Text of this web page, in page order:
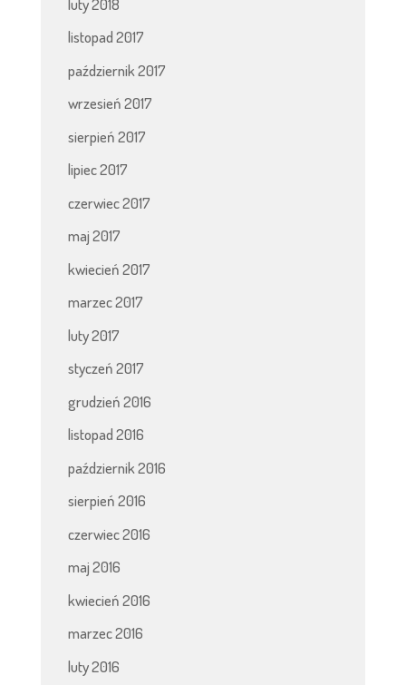
listopad 2017
październik 2017
wrzesień 2017
sierpień 2017
lipiec 2017
czerwiec 2017
maj 2017
kwiecień 2017
marzec 2017
luty 2017
styczeń 2017
grudzień 2016
listopad 2016
październik 2016
sierpień 2016
czerwiec 2016
maj 2016
kwiecień 2016
marzec 2016
luty 2016